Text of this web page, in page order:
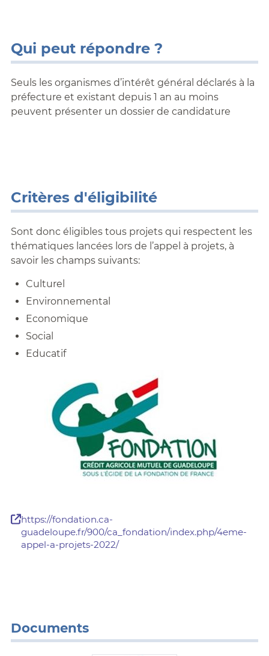
Qui peut répondre ?
Seuls les organismes d’intérêt général déclarés à la
préfecture et existant depuis 1 an au moins
peuvent présenter un dossier de candidature
Critères d'éligibilité
Sont donc éligibles tous projets qui respectent les
thématiques lancées lors de l’appel à projets, à
savoir les champs suivants:
Culturel
Environnemental
Economique
Social
Educatif
https://fondation.ca-
guadeloupe.fr/900/ca_fondation/index.php/4eme-
appel-a-projets-2022/
Documents